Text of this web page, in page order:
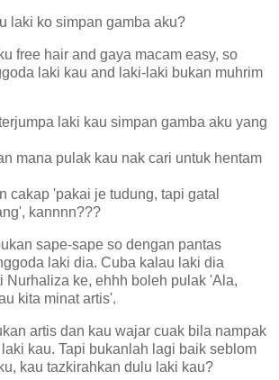
laki ko simpan gamba aku?
free hair and gaya macam easy, so
laki kau and laki-laki bukan muhrim
laki kau simpan gamba aku yang
mana pulak kau nak cari untuk hentam
cakap 'pakai je tudung, tapi gatal
kannnn???
sape-sape so dengan pantas
laki dia. Cuba kalau laki dia
Nurhaliza ke, ehhh boleh pulak 'Ala,
kita minat artis'.
artis dan kau wajar cuak bila nampak
kau. Tapi bukanlah lagi baik seblom
kau tazkirahkan dulu laki kau?